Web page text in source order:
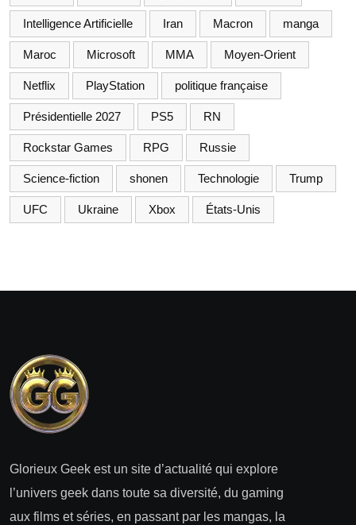
Intelligence Artificielle Iran Macron manga
Maroc Microsoft MMA Moyen-Orient
Netflix PlayStation politique française
Présidentielle 2027 PS5 RN
Rockstar Games RPG Russie
Science-fiction shonen Technologie Trump
UFC Ukraine Xbox États-Unis
Glorieux Geek est un site d’actualité qui explore
l’univers geek dans toute sa diversité, du gaming
aux films et séries, en passant par les mangas, la